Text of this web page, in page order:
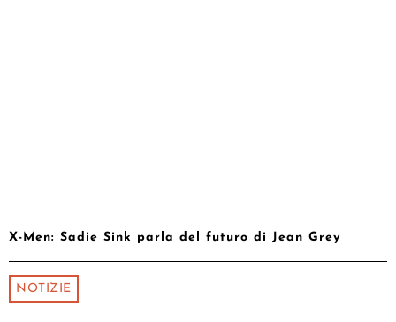
X-Men: Sadie Sink parla del futuro di Jean Grey
NOTIZIE